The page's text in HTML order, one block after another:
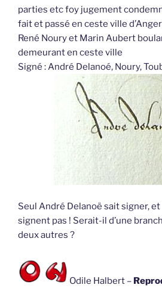
parties etc foy jugement
fait et passé en ceste ville
René Noury et Marin Aubert
demeurant en ceste ville
Signé : André Delanoé, Noury,
Seul André Delanoë sait signer,
signent pas ! Serait-il d’une
deux autres ?
Odile Halbert –